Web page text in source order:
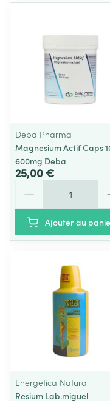
Deba Pharma
Magnesium Actif Caps
600mg Deba
25,00 €
Ajouter au
Energetica Natura
Resium Lab.miguel